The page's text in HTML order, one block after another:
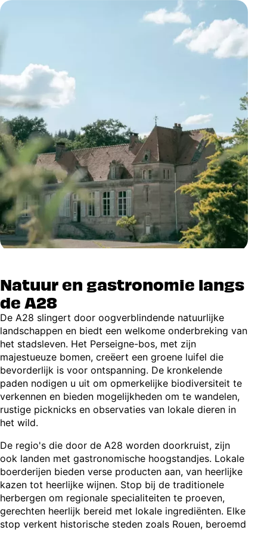
Natuur en gastronomie langs
de A28
De A28 slingert door oogverblindende natuurlijke
landschappen en biedt een welkome onderbreking van
het stadsleven. Het Perseigne-bos, met zijn
majestueuze bomen, creëert een groene luifel die
bevorderlijk is voor ontspanning. De kronkelende
paden nodigen u uit om opmerkelijke biodiversiteit te
verkennen en bieden mogelijkheden om te wandelen,
rustige picknicks en observaties van lokale dieren in
het wild.
De regio's die door de A28 worden doorkruist, zijn
ook landen met gastronomische hoogstandjes. Lokale
boerderijen bieden verse producten aan, van heerlijke
kazen tot heerlijke wijnen. Stop bij de traditionele
herbergen om regionale specialiteiten te proeven,
gerechten heerlijk bereid met lokale ingrediënten. Elke
stop verkent historische steden zoals Rouen, beroemd